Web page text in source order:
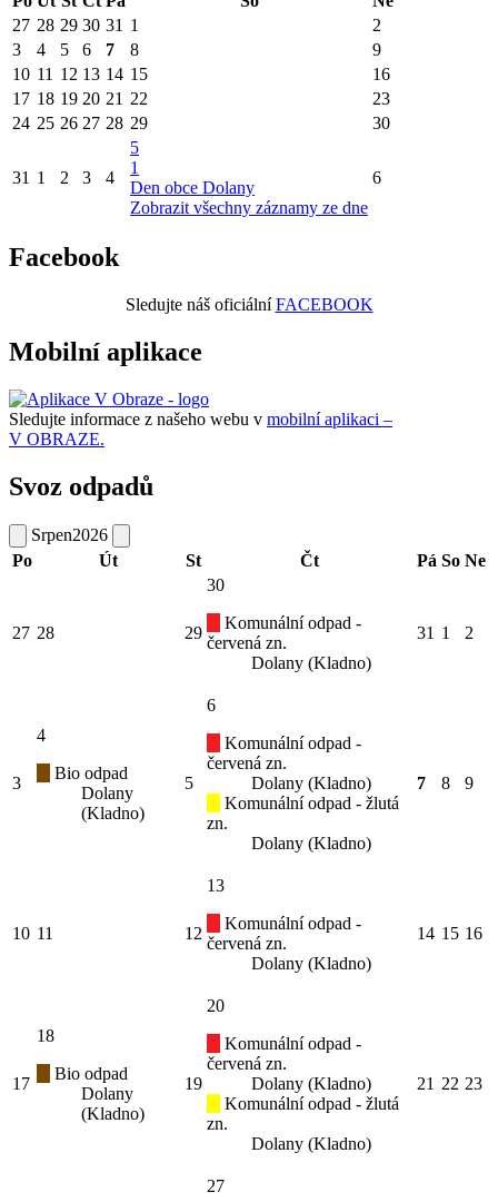
27 28 29 30 31 1
2
3
4 5 6 7 8
9
10 11 12 13 14 15
16
17 18 19 20 21 22
23
24 25 26 27 28 29 30
31 1 2 3 4
5
1
Den obce Dolany
Zobrazit všechny záznamy ze dne
6
Facebook
Sledujte náš oficiálníFACEBOOK
Mobilní aplikace
Sledujte informace z našeho webu v mobilní aplikaci –
V OBRAZE.
Svoz odpadů
Srpen2026
Po
Út St Čt Pá So Ne
27 28 29
30
Komunální odpad -
červená zn.
Dolany (Kladno)
31 1 2
3
4
Bio odpad
Dolany
(Kladno)
5
6
Komunální odpad -
červená zn.
Dolany (Kladno)
Komunální odpad - žlutá
zn.
Dolany (Kladno)
7 8 9
10 11 12
13
Komunální odpad -
červená zn.
Dolany (Kladno)
14 15 16
17
18
Bio odpad
Dolany
(Kladno)
19
20
Komunální odpad -
červená zn.
Dolany (Kladno)
Komunální odpad - žlutá
zn.
Dolany (Kladno)
21 22 23
27